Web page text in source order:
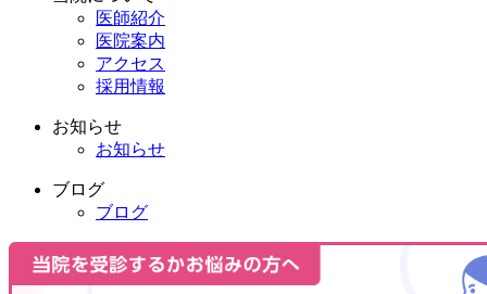
医師紹介
医院案内
アクセス
採用情報
お知らせ
お知らせ
ブログ
ブログ